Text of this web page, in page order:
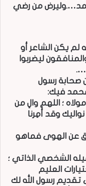
من رضي
لم يكن الشاعر أو
ليضربوا
….
صحابة رسول
محمد فيك:
؛ اللهم والِ من
وقد أُمِرنا
عن الهوى فماهو
الشخصي الذاتي ؛
العليم
رسول الله لك